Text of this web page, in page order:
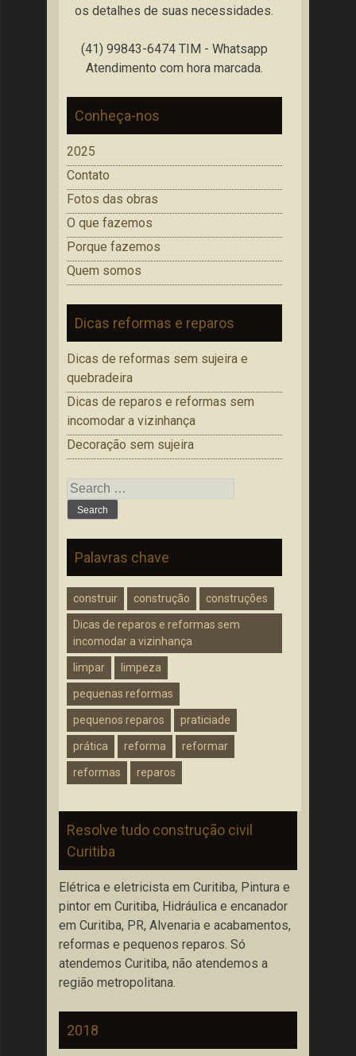
os detalhes de suas necessidades.
(41) 99843-6474 TIM - Whatsapp
Atendimento com hora marcada.
Conheça-nos
2025
Contato
Fotos das obras
O que fazemos
Porque fazemos
Quem somos
Dicas reformas e reparos
Dicas de reformas sem sujeira e
quebradeira
Dicas de reparos e reformas sem
incomodar a vizinhança
Decoração sem sujeira
Search
for:
Palavras chave
construir construção construções
Dicas de reparos e reformas sem
incomodar a vizinhança
limpar limpeza
pequenas reformas
pequenos reparos praticiade
prática reforma reformar
reformas reparos
Resolve tudo construção civil
Curitiba
Elétrica e eletricista em Curitiba, Pintura e
pintor em Curitiba, Hidráulica e encanador
em Curitiba, PR, Alvenaria e acabamentos,
reformas e pequenos reparos. Só
atendemos Curitiba, não atendemos a
região metropolitana.
2018